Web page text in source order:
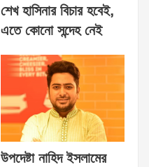
শেখ হাসিনার বিচার হবেই,
এতে কোনো সন্দেহ নেই
উপদেষ্টা নাহিদ ইসলামের